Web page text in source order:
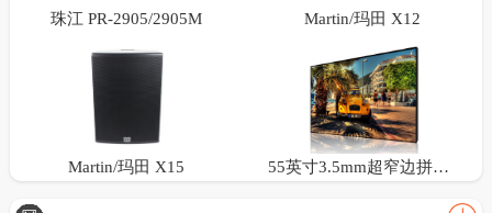
珠江 PR-2905/2905M Martin/玛田 X12
Martin/玛田 X15 55英寸3.5mm超窄边拼接屏